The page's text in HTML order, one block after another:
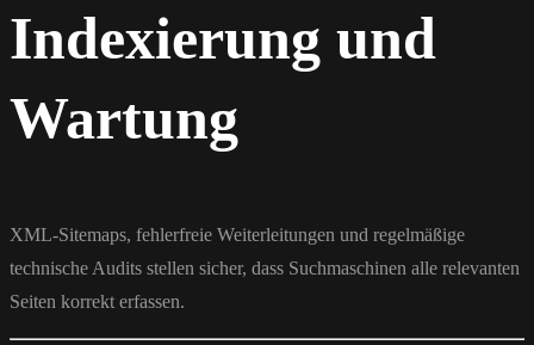
Indexierung und
Wartung
XML-Sitemaps, fehlerfreie Weiterleitungen und regelmäßige
technische Audits stellen sicher, dass Suchmaschinen alle relevanten
Seiten korrekt erfassen.